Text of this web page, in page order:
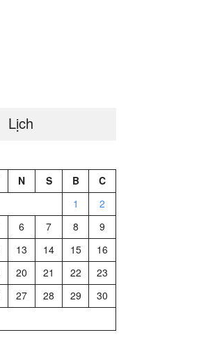
Lịch
N S B
C
1
2
6 7 8
9
13 14 15
16
20 21 22
23
27 28 29
30